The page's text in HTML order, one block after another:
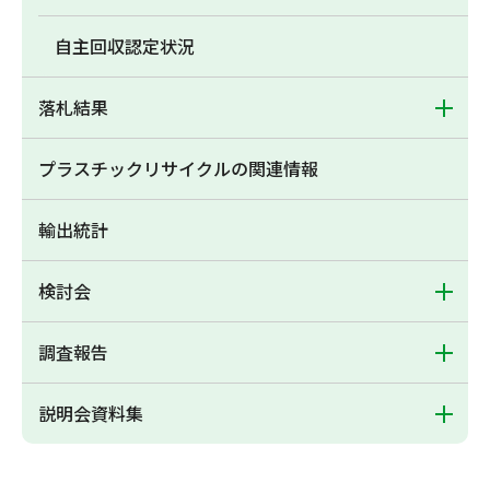
自主回収認定状況
落札結果
プラスチックリサイクルの関連情報
輸出統計
検討会
調査報告
説明会資料集